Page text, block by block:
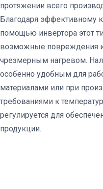
протяжении всего
Благодаря эффективному
помощью инвертора этот
возможные повреждения
чрезмерным нагревом.
особенно удобным для
материалами или при
требованиями к
регулируется для
продукции.